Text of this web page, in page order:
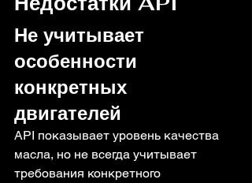
Не учитывает
особенности
конкретных
двигателей
API показывает уровень качества
масла, но не всегда учитывает
требования конкретного